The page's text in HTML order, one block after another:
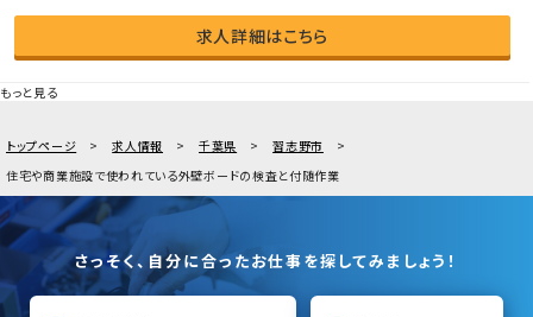
求人詳細はこちら
もっと見る
トップページ 求人情報 千葉県
習志野市
住宅や商業施設で使われている外壁ボードの検査と付随作業
さっそく、自分に合ったお仕事を探してみましょう！